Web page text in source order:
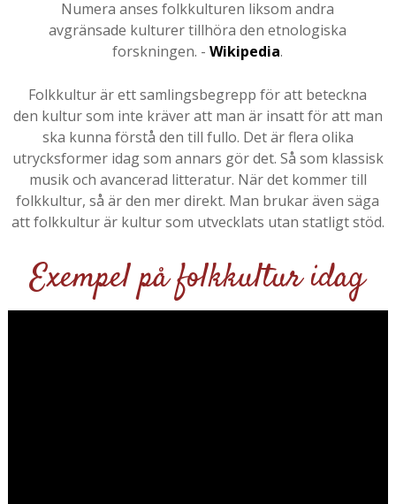
Numera anses folkkulturen liksom andra
avgränsade kulturer tillhöra den etnologiska
forskningen. -Wikipedia.
Folkkultur är ett samlingsbegrepp för att beteckna
den kultur som inte kräver att man är insatt för att man
ska kunna förstå den till fullo. Det är flera olika
utrycksformer idag som annars gör det. Så som klassisk
musik och avancerad litteratur. När det kommer till
folkkultur, så är den mer direkt. Man brukar även säga
att folkkultur är kultur som utvecklats utan statligt stöd.
Exempel på folkkultur idag